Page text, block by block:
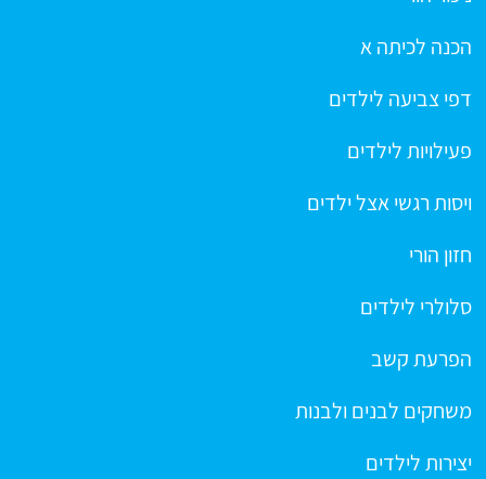
הכנה לכיתה א
דפי צביעה לילדים
פעילויות לילדים
ויסות רגשי אצל ילדים
חזון הורי
סלולרי לילדים
הפרעת קשב
משחקים לבנים ולבנות
יצירות לילדים